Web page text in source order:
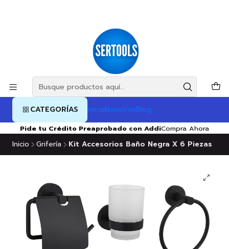
CATEGORÍAS InicioNosotrosBlog
Pide tu Crédito Preaprobado con AddiCompra Ahora
Inicio Grifería Kit Accesorios Baño Negra X 6 Piezas